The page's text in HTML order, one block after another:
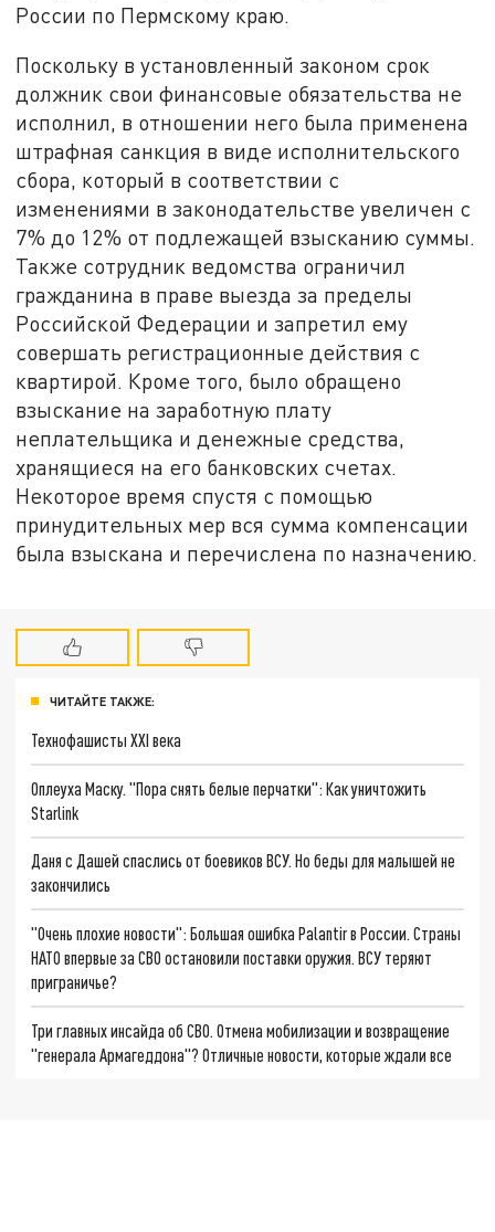
России по Пермскому краю.
Поскольку в установленный законом срок
должник свои финансовые обязательства не
исполнил, в отношении него была применена
штрафная санкция в виде исполнительского
сбора, который в соответствии с
изменениями в законодательстве увеличен с
7% до 12% от подлежащей взысканию суммы.
Также сотрудник ведомства ограничил
гражданина в праве выезда за пределы
Российской Федерации и запретил ему
совершать регистрационные действия с
квартирой. Кроме того, было обращено
взыскание на заработную плату
неплательщика и денежные средства,
хранящиеся на его банковских счетах.
Некоторое время спустя с помощью
принудительных мер вся сумма компенсации
была взыскана и перечислена по назначению.
ЧИТАЙТЕ ТАКЖЕ:
Технофашисты XXI века
Оплеуха Маску. "Пора снять белые перчатки": Как уничтожить
Starlink
Даня с Дашей спаслись от боевиков ВСУ. Но беды для малышей не
закончились
"Очень плохие новости": Большая ошибка Palantir в России. Страны
НАТО впервые за СВО остановили поставки оружия. ВСУ теряют
приграничье?
Три главных инсайда об СВО. Отмена мобилизации и возвращение
"генерала Армагеддона"? Отличные новости, которые ждали все